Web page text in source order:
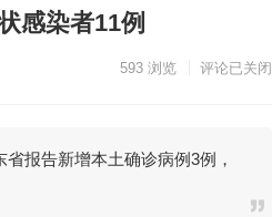
感染者11例
593 浏览 评论已关闭
报告新增本土确诊病例3例，